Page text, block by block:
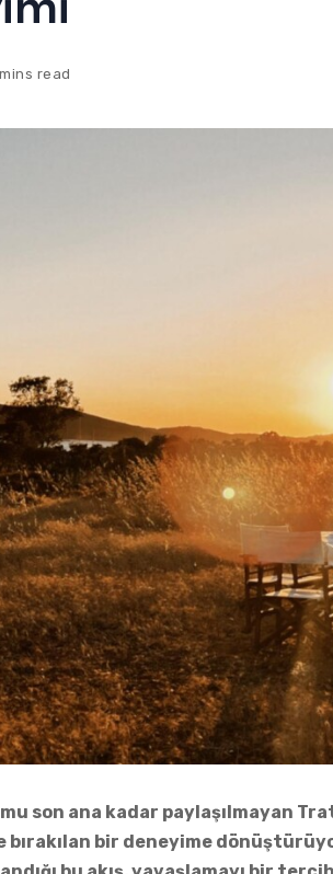
read
son ana kadar paylaşılmayan
bırakılan bir deneyime